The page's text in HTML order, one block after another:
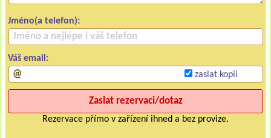
Jméno(a telefon):
Váš email:
zaslat kopii
Rezervace přímo v zařízení ihned a bez provize.